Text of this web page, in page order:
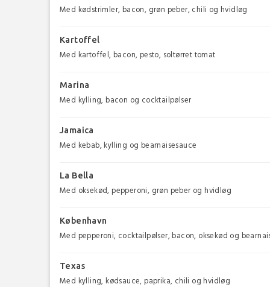
Med kødstrimler, bacon, grøn peber, chili og hvidløg
Kartoffel
Med kartoffel, bacon, pesto, soltørret tomat
Marina
Med kylling, bacon og cocktailpølser
Jamaica
Med kebab, kylling og bearnaisesauce
La Bella
Med oksekød, pepperoni, grøn peber og hvidløg
København
Med pepperoni, cocktailpølser, bacon, oksekød og
Texas
Med kylling, kødsauce, paprika, chili og hvidløg